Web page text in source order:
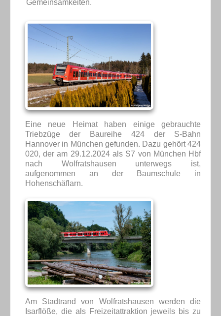
Gemeinsamkeiten.
Eine neue Heimat haben einige gebrauchte
Triebzüge der Baureihe 424 der S-Bahn
Hannover in München gefunden. Dazu gehört 424
020, der am 29.12.2024 als S7 von München Hbf
nach Wolfratshausen unterwegs ist,
aufgenommen an der Baumschule in
Hohenschäflarn.
Am Stadtrand von Wolfratshausen werden die
Isarflöße, die als Freizeitattraktion jeweils bis zu